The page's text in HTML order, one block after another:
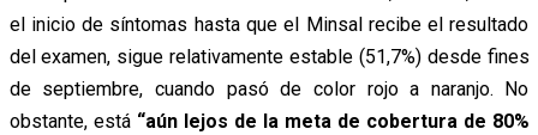
el inicio de síntomas hasta que el Minsal recibe el resultado
del examen, sigue relativamente estable (51,7%) desde fines
de septiembre, cuando pasó de color rojo a naranjo. No
obstante, está “aún lejos de la meta de cobertura de 80%